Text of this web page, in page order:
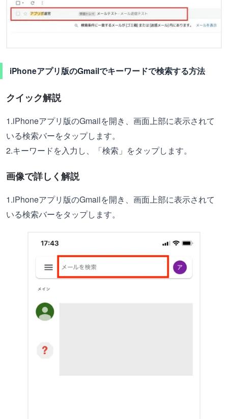
iPhoneアプリ版のGmailでキーワードで検索する方法
クイック解説
1.iPhoneアプリ版のGmailを開き、画面上部に表示されて
いる検索バーをタップします。
2.キーワードを入力し、「検索」をタップします。
画像で詳しく解説
1.iPhoneアプリ版のGmailを開き、画面上部に表示されて
いる検索バーをタップします。